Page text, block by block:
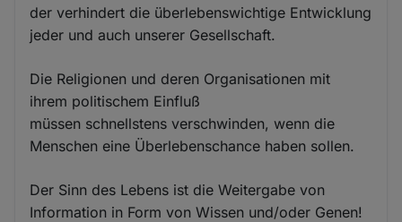
der verhindert die überlebenswichtige Entwicklung
jeder und auch unserer Gesellschaft.
Die Religionen und deren Organisationen mit
ihrem politischem Einfluß
müssen schnellstens verschwinden, wenn die
Menschen eine Überlebenschance haben sollen.
Der Sinn des Lebens ist die Weitergabe von
Information in Form von Wissen und/oder Genen!